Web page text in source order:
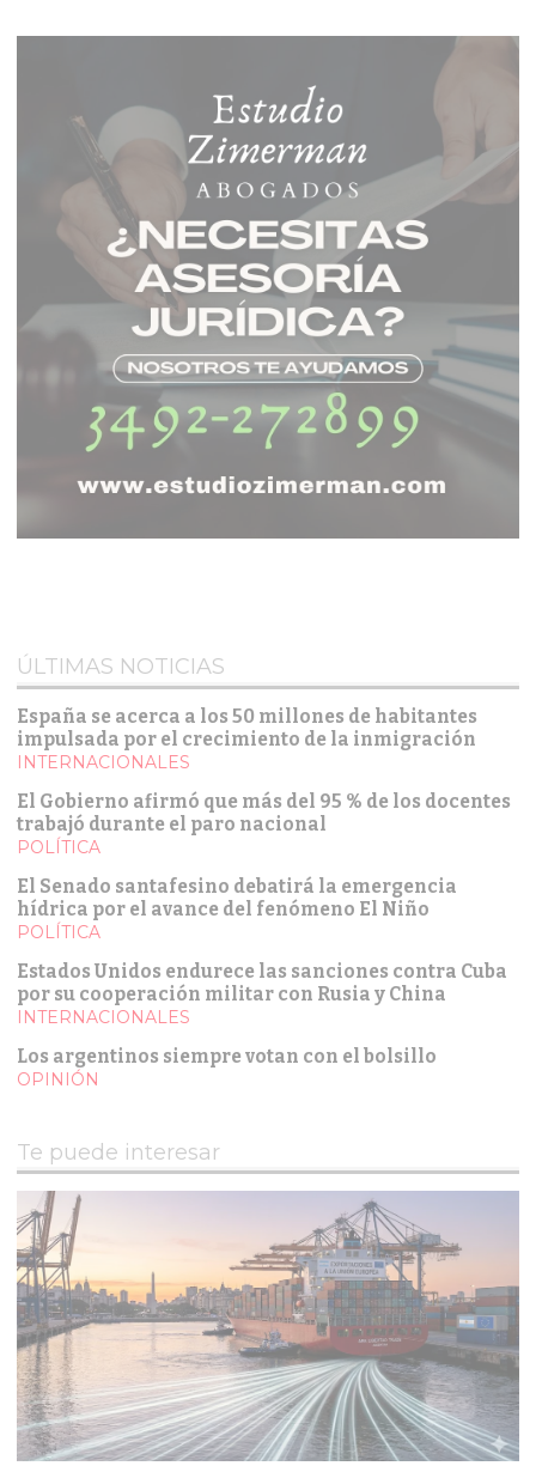
ÚLTIMAS NOTICIAS
España se acerca a los 50 millones de habitantes
impulsada por el crecimiento de la inmigración
INTERNACIONALES
El Gobierno afirmó que más del 95 % de los docentes
trabajó durante el paro nacional
POLÍTICA
El Senado santafesino debatirá la emergencia
hídrica por el avance del fenómeno El Niño
POLÍTICA
Estados Unidos endurece las sanciones contra Cuba
por su cooperación militar con Rusia y China
INTERNACIONALES
Los argentinos siempre votan con el bolsillo
OPINIÓN
Te puede interesar